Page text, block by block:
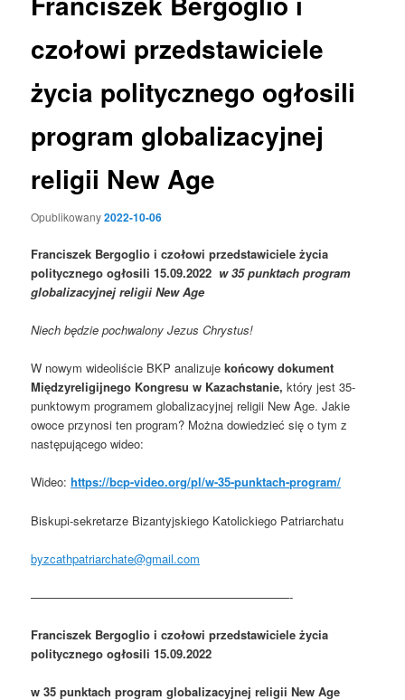
czołowi przedstawiciele
życia politycznego ogłosili
program globalizacyjnej
religii New Age
Opublikowany2022-10-06
Franciszek Bergoglio i czołowi przedstawiciele życia
politycznego ogłosili 15.09.2022 w 35 punktach program
globalizacyjnej religii New Age
Niech będzie pochwalony Jezus Chrystus!
W nowym wideoliście BKP analizujekońcowy dokument
Międzyreligijnego Kongresu w Kazachstanie,który jest 35-
punktowym programem globalizacyjnej religii New Age. Jakie
owoce przynosi ten program? Można dowiedzieć się o tym z
następującego wideo:
Wideo:https://bcp-video.org/pl/w-35-punktach-program/
Biskupi-sekretarze Bizantyjskiego Katolickiego Patriarchatu
byzcathpatriarchate@gmail.com
——————————————————————-
Franciszek Bergoglio i czołowi przedstawiciele życia
politycznego ogłosili 15.09.2022
w 35 punktach program globalizacyjnej religii New Age